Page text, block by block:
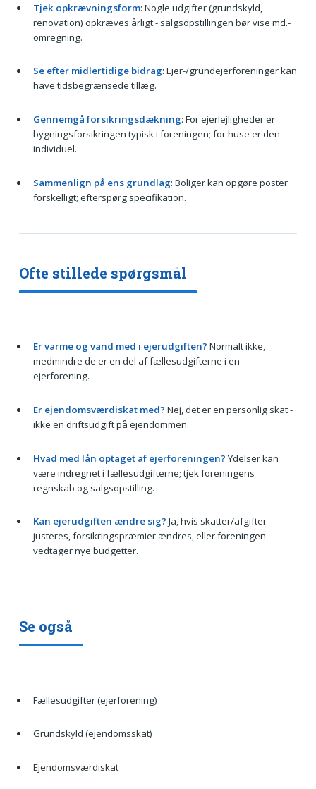
Tjek opkrævningsform: Nogle udgifter (grundskyld,
renovation) opkræves årligt - salgsopstillingen bør vise md.-
omregning.
Se efter midlertidige bidrag: Ejer-/grundejerforeninger kan
have tidsbegrænsede tillæg.
Gennemgå forsikringsdækning: For ejerlejligheder er
bygningsforsikringen typisk i foreningen; for huse er den
individuel.
Sammenlign på ens grundlag: Boliger kan opgøre poster
forskelligt; efterspørg specifikation.
Ofte stillede spørgsmål
Er varme og vand med i ejerudgiften? Normalt ikke,
medmindre de er en del af fællesudgifterne i en
ejerforening.
Er ejendomsværdiskat med? Nej, det er en personlig skat -
ikke en driftsudgift på ejendommen.
Hvad med lån optaget af ejerforeningen? Ydelser kan
være indregnet i fællesudgifterne; tjek foreningens
regnskab og salgsopstilling.
Kan ejerudgiften ændre sig? Ja, hvis skatter/afgifter
justeres, forsikringspræmier ændres, eller foreningen
vedtager nye budgetter.
Se også
Fællesudgifter (ejerforening)
Grundskyld (ejendomsskat)
Ejendomsværdiskat